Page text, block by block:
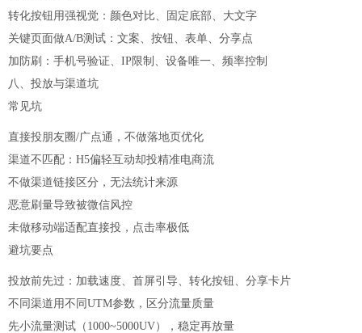
转化按钮用强视觉：颜色对比、固定底部、大文字
关键页面做A/B测试：文案、按钮、表单、分享点
加防刷：手机号验证、IP限制、设备唯一、频率控制
八、投放与渠道坑
常见坑
直接投朋友圈/广点通，不做落地页优化
渠道不匹配：H5偏轻互动却投精准电商流
不做渠道链接区分，无法统计来源
恶意刷量导致被微信风控
未做移动端适配直接投，点击率极低
避坑要点
投放前先过：加载速度、首屏引导、转化按钮、分享卡片
不同渠道用不同UTM参数，区分流量质量
先小流量测试（1000~5000UV），稳定再放量